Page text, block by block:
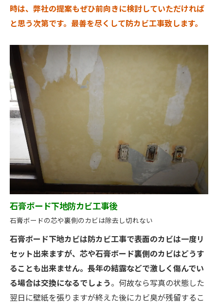
時は、弊社の提案もぜひ前向きに検討していただければ
と思う次第です。最善を尽くして防カビ工事致します。
石膏ボード下地防カビ工事後
石膏ボードの芯や裏側のカビは除去し切れない
石膏ボード下地カビは防カビ工事で表面のカビは一度リ
セット出来ますが、芯や石膏ボード裏側のカビはどうす
ることも出来ません。長年の結露などで激しく傷んでい
る場合は交換になるでしょう。何故なら写真の状態した
翌日に壁紙を張りますが終えた後にカビ臭が残留するこ